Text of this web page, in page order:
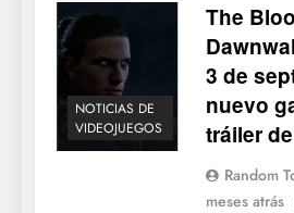
NOTICIAS DE
VIDEOJUEGOS
The
3 de
nuevo
tráiler
Random
meses atrás